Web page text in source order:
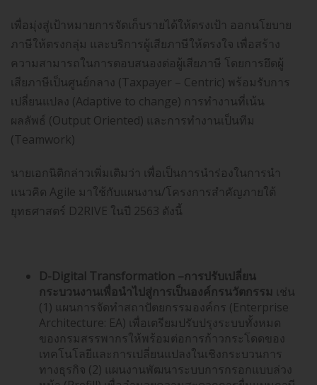
เพื่อมุ่งสู่เป้าหมายการจัดเก็บรายได้ให้ตรงเป้า ออกนโยบาย
ภาษีให้ตรงกลุ่ม และบริการผู้เสียภาษีให้ตรงใจ เพื่อสร้าง
ความสามารถในการตอบสนองต่อผู้เสียภาษี โดยการยึดผู้
เสียภาษีเป็นศูนย์กลาง (Taxpayer – Centric) พร้อมรับการ
เปลี่ยนแปลง (Adaptive to change) การทำงานที่เน้น
ผลลัพธ์ (Output Oriented) และการทำงานเป็นทีม
(Teamwork)
นายเอกนิติกล่าวเพิ่มเติมว่า เพื่อเป็นการนำร่องในการนำ
แนวคิด Agile มาใช้กับแผนงาน/โครงการสำคัญภายใต้
ยุทธศาสตร์ D2RIVE ในปี 2563 ดังนี้
D-Digital Transformation –การปรับเปลี่ยน
กระบวนงานเพื่อนำไปสู่การเป็นองค์กรนวัตกรรม เช่น
(1) แผนการจัดทำสถาปัตยกรรมองค์กร (Enterprise
Architecture: EA) เพื่อเตรียมปรับปรุงระบบทั้งหมด
ของกรมสรรพากรให้พร้อมต่อการก้าวกระโดดของ
เทคโนโลยีและการเปลี่ยนแปลงในเชิงกระบวนการ
ทางธุรกิจ (2) แผนงานพัฒนาระบบการกรอกแบบล่วง